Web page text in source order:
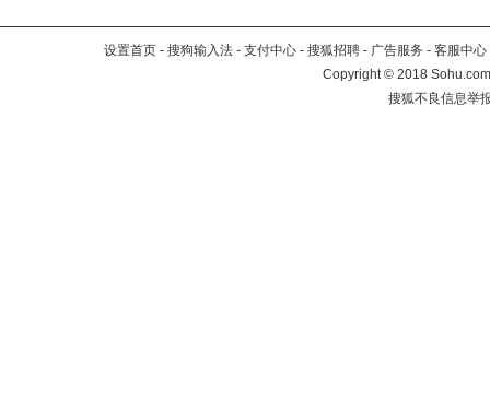
设置首页 - 搜狗输入法 - 支付中心 - 搜狐招聘 - 广告服务 - 客服中心
Copyright©2018
搜狐不良信息举